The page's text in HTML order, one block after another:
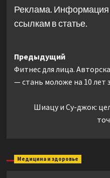
Реклама. Информация
ссылкам в статье.
Навигация
записи
Предыдущий
Фитнес для лица.
— стань моложе на 10 лет
Шиацу и Су-джок:
Медицина и здоровье